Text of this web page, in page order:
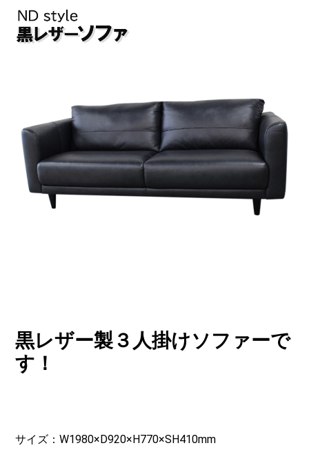
黒レザー製３人掛けソファーで
す！
サイズ：W1980×D920×H770×SH410mm